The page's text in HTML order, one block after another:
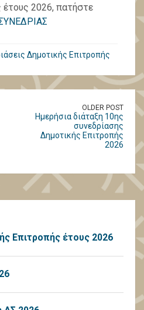
έτους 2026, πατήστε
Δημοτικής Επιτροπής
OLDER POST
Ημερήσια διάταξη 10ης
συνεδρίασης
Δημοτικής Επιτροπής
2026
Επιτροπής έτους 2026